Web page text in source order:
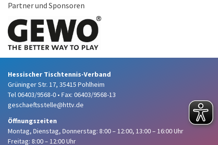
Partner und Sponsoren
Hessischer Tischtennis-Verband
Grüninger Str. 17, 35415 Pohlheim
Tel 06403/9568-0 • Fax: 06403/9568-13
geschaeftsstelle@httv.de
Öffnungszeiten
Montag, Dienstag, Donnerstag: 8:00 – 12:00, 13:00 – 16:00 Uhr
Freitag: 8:00 – 12:00 Uhr